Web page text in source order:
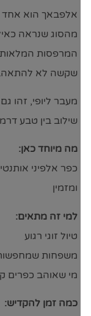
אלפבאך הוא אחד
מהסוג שנראה
המרפסות המלאות
שקשה לא להתאהב
מעבר ליופי, זהו גם
שילוב בין טבע
מה מיוחד כאן:
כפר אלפיני אותנטי
ומזמין
למי זה מתאים:
טיול זוגי רגוע
משפחות שמחפשות
מי שאוהב כפרים
כמה זמן להקדיש: